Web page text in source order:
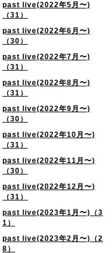
past live(2022年5月〜)
（31）
past live(2022年6月〜)
（30）
past live(2022年7月〜)
（31）
past live(2022年8月〜)
（31）
past live(2022年9月〜)
（30）
past live(2022年10月〜)
（31）
past live(2022年11月〜)
（30）
past live(2022年12月〜)
（31）
past live(2023年1月〜)（3
1）
past live(2023年2月〜)（2
8）